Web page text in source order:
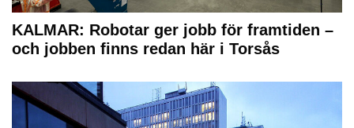
KALMAR: Robotar ger jobb för framtiden –
och jobben finns redan här i Torsås